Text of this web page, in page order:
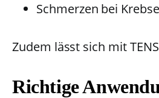
Schmerzen bei
Zudem lässt sich mit
Richtige